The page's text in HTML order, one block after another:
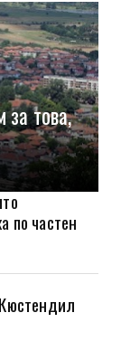
това,
по частен